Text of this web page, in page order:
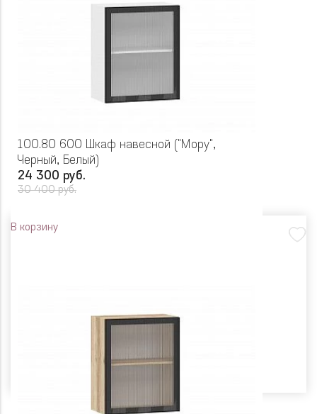
100.80 600 Шкаф навесной ("Мору",
Черный, Белый)
24 300 руб.
30 400 руб.
В корзину